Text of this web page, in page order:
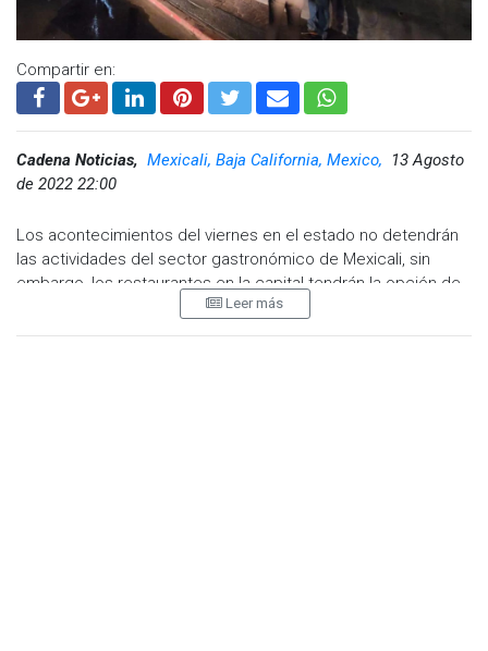
Compartir en:
Cadena Noticias, Mexicali, Baja California, Mexico,
13 Agosto
de 2022 22:00
Los acontecimientos del viernes en el estado no detendrán
las actividades del sector gastronómico de Mexicali, sin
embargo, los restaurantes en la capital tendrán la opción de
operar según lo consideren.Leer más